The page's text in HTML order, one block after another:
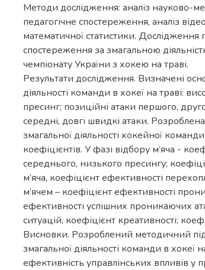
Методи дослідження: аналіз науково-
педагогічне спостереження, аналіз
математичної статистики. Дослідження
спостереження за змагальною
чемпіонату України з хокею на траві.
Результати дослідження. Визначені
діяльності команди в хокеї на траві:
пресинг; позиційні атаки першого,
середні, довгі швидкі атаки.
змагальної діяльності хокейної
коефіцієнтів. У фазі відбору м’яча -
середнього, низького пресингу;
м’яча, коефіцієнт ефективності
м’ячем – коефіцієнт ефективності
ефективності успішних проникаючих
ситуацій, коефіцієнт креативності;
Висновки. Розроблений методичний
змагальної діяльності команди в хокеї
ефективність управлінських впливів у